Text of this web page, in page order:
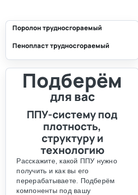
Поролон трудносгораемый
Пенопласт трудносгораемый
Подберём
для вас
ППУ-систему под
плотность,
структуру и
технологию
Расскажите, какой ППУ нужно
получить и как вы его
перерабатываете. Подберём
компоненты под вашу